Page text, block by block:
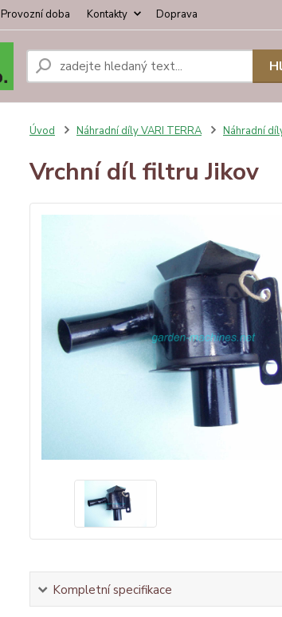
Provozní doba Kontakty Doprava
Úvod Náhradní díly VARI TERRA Náhradní
Vrchní díl filtru Jikov
Kompletní specifikace